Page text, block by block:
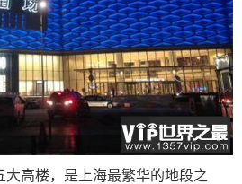
高楼，是上海最繁华的地段之